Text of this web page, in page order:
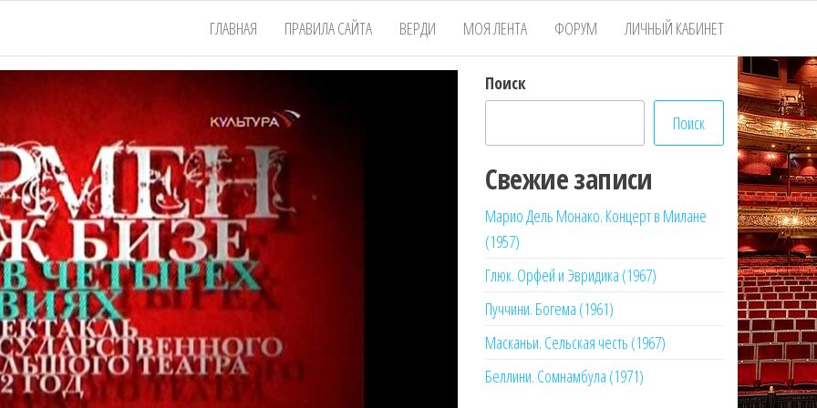
ГЛАВНАЯ ПРАВИЛА САЙТА ВЕРДИ МОЯ ЛЕНТА ФОРУМ ЛИЧНЫЙ КАБИНЕТ
Поиск
Поиск
Свежие записи
Марио Дель Монако. Концерт в Милане
(1957)
Глюк. Орфей и Эвридика (1967)
Пуччини. Богема (1961)
Масканьи. Сельская честь (1967)
Беллини. Сомнамбула (1971)